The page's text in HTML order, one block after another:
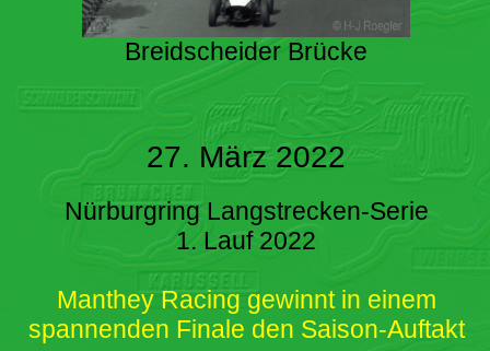
Breidscheider Brücke
27. März 2022
Nürburgring Langstrecken-Serie
1. Lauf 2022
Manthey Racing gewinnt in einem
spannenden Finale den Saison-Auftakt